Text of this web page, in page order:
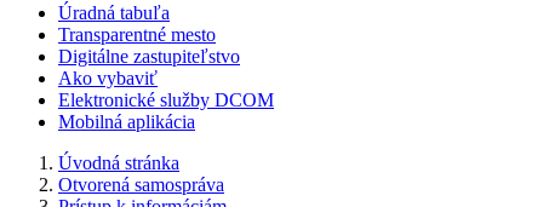
Úradná tabuľa
Transparentné mesto
Digitálne zastupiteľstvo
Ako vybaviť
Elektronické služby DCOM
Mobilná aplikácia
Úvodná stránka
Otvorená samospráva